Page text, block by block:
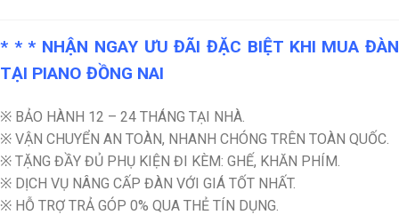
* * * NHẬN NGAY ƯU ĐÃI ĐẶC BIỆT KHI MUA ĐÀN
TẠI PIANO ĐỒNG NAI
※ BẢO HÀNH 12 – 24 THÁNG TẠI NHÀ.
※ VẬN CHUYỂN AN TOÀN, NHANH CHÓNG TRÊN TOÀN QUỐC.
※ TẶNG ĐẦY ĐỦ PHỤ KIỆN ĐI KÈM: GHẾ, KHĂN PHÍM.
※ DỊCH VỤ NÂNG CẤP ĐÀN VỚI GIÁ TỐT NHẤT.
※ HỖ TRỢ TRẢ GÓP 0% QUA THẺ TÍN DỤNG.